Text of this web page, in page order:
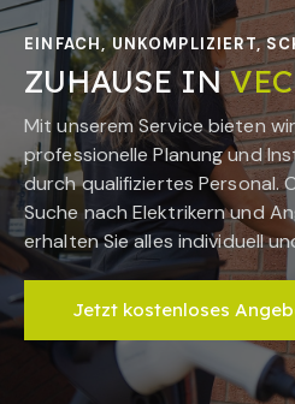
EINFACH, UNKOMPLIZIERT,
ZUHAUSE IN
Mit unserem Service bieten
professionelle Planung und
durch qualifiziertes Personal.
Suche nach Elektrikern und
erhalten Sie alles individuell
Jetzt kostenloses